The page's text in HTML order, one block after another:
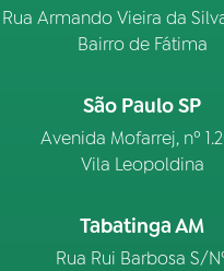
Rua Armando Vieira da
Bairro de Fátima
São Paulo SP
Avenida Mofarrej, nº
Vila Leopoldina
Tabatinga AM
Rua Rui Barbosa S/